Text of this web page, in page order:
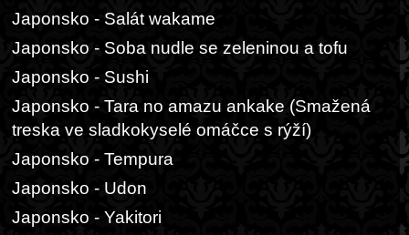
Japonsko - Salát wakame
Japonsko - Soba nudle se zeleninou a tofu
Japonsko - Sushi
Japonsko - Tara no amazu ankake (Smažená
treska ve sladkokyselé omáčce s rýží)
Japonsko - Tempura
Japonsko - Udon
Japonsko - Yakitori